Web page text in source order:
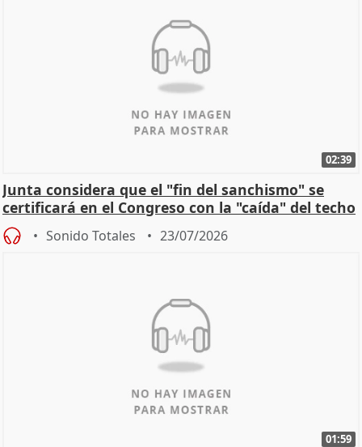
02:39
Junta considera que el "fin del sanchismo" se
certificará en el Congreso con la "caída" del techo
de
Sonido Totales 23/07/2026
01:59